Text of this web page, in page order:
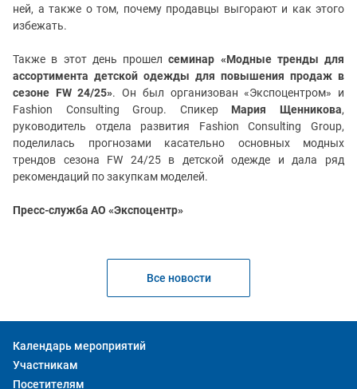
ней, а также о том, почему продавцы выгорают и как этого
избежать.
Также в этот день прошелсеминар «Модные тренды для
ассортимента детской одежды для повышения продаж в
сезоне FW 24/25». Он был организован «Экспоцентром» и
Fashion Consulting Group. Спикер Мария Щенникова,
руководитель отдела развития Fashion Consulting Group,
поделилась прогнозами касательно основных модных
трендов сезона FW 24/25 в детской одежде и дала ряд
рекомендаций по закупкам моделей.
Пресс-служба АО «Экспоцентр»
Все новости
Календарь мероприятий
Участникам
Посетителям